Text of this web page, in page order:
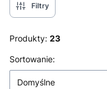
Filtry
Produkty: 23
Lista produktów
Sortowanie:
Domyślne